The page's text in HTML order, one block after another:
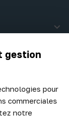
gestion
pour
commerciales
notre

de nos meilleurs